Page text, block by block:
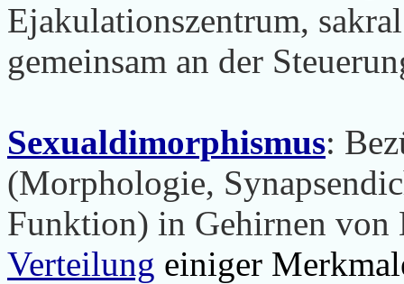
Ejakulationszentrum,
gemeinsam an der
Sexualdimorphismus:
(Morphologie,
Funktion) in Gehirnen von
Verteilung einiger